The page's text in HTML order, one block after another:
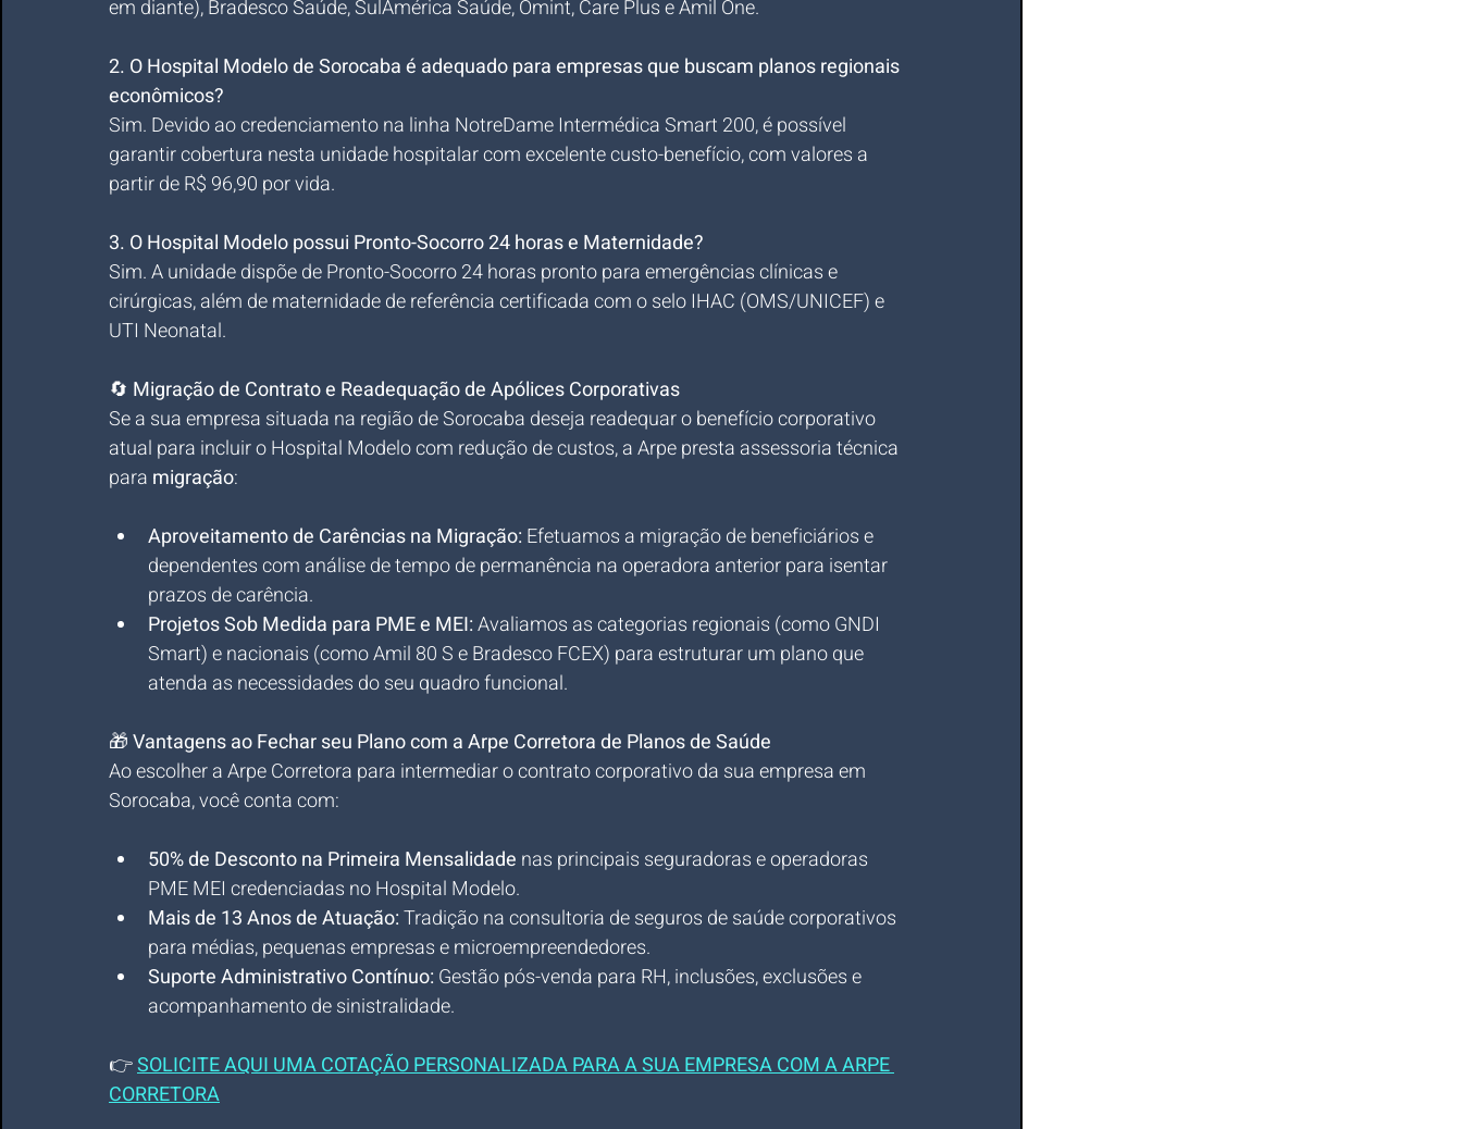
em diante), Bradesco Saúde, SulAmérica Saúde, Omint, Care Plus e Amil One.
2. O Hospital Modelo de Sorocaba é adequado para empresas que buscam planos regionais
econômicos?
Sim. Devido ao credenciamento na linha NotreDame Intermédica Smart 200, é possível
garantir cobertura nesta unidade hospitalar com excelente custo-benefício, com valores a
partir de R$ 96,90 por vida.
3. O Hospital Modelo possui Pronto-Socorro 24 horas e Maternidade?
Sim. A unidade dispõe de Pronto-Socorro 24 horas pronto para emergências clínicas e
cirúrgicas, além de maternidade de referência certificada com o selo IHAC (OMS/UNICEF) e
UTI Neonatal.
🔄 Migração de Contrato e Readequação de Apólices Corporativas
Se a sua empresa situada na região de Sorocaba deseja readequar o benefício corporativo
atual para incluir o Hospital Modelo com redução de custos, a Arpe presta assessoria técnica
para migração:
Aproveitamento de Carências na Migração: Efetuamos a migração de beneficiários e
dependentes com análise de tempo de permanência na operadora anterior para isentar
prazos de carência.
Projetos Sob Medida para PME e MEI: Avaliamos as categorias regionais (como GNDI
Smart) e nacionais (como Amil 80 S e Bradesco FCEX) para estruturar um plano que
atenda as necessidades do seu quadro funcional.
🎁 Vantagens ao Fechar seu Plano com a Arpe Corretora de Planos de Saúde
Ao escolher a Arpe Corretora para intermediar o contrato corporativo da sua empresa em
Sorocaba, você conta com:
50% de Desconto na Primeira Mensalidade nas principais seguradoras e operadoras
PME MEI credenciadas no Hospital Modelo.
Mais de 13 Anos de Atuação: Tradição na consultoria de seguros de saúde corporativos
para médias, pequenas empresas e microempreendedores.
Suporte Administrativo Contínuo: Gestão pós-venda para RH, inclusões, exclusões e
acompanhamento de sinistralidade.
👉 SOLICITE AQUI UMA COTAÇÃO PERSONALIZADA PARA A SUA EMPRESA COM A ARPE
CORRETORA